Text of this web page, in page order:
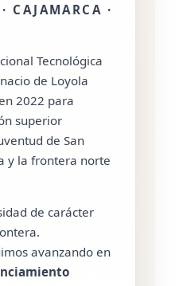
CAJAMARCA ·
Tecnológica
de Loyola
2022 para
superior
de San
y la frontera norte
de carácter
avanzando en